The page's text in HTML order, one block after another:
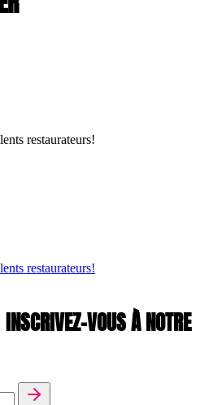
restaurateurs!
restaurateurs!
INSCRIVEZ-VOUS À NOTRE